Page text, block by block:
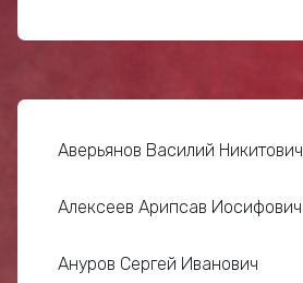
Аверьянов Василий Никитович
Алексеев Арипсав Иосифович
Ануров Сергей Иванович